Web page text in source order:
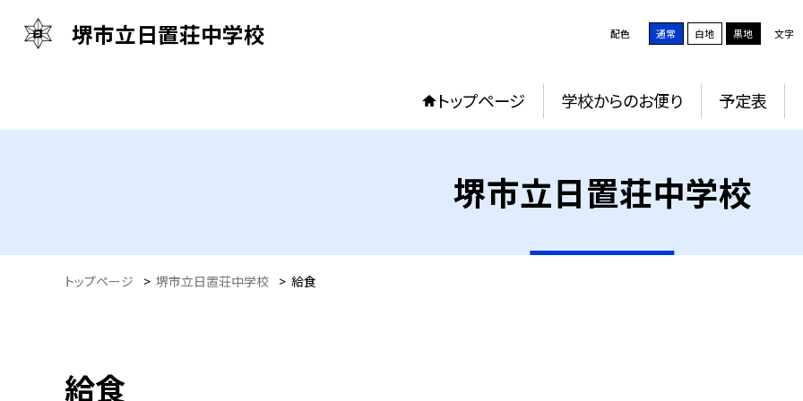
堺市立日置荘中学校 配色 通常 白地 黒地 文字
トップページ 学校からのお便り 予定表
堺市立日置荘中学校
トップページ > 堺市立日置荘中学校 > 給食
給食